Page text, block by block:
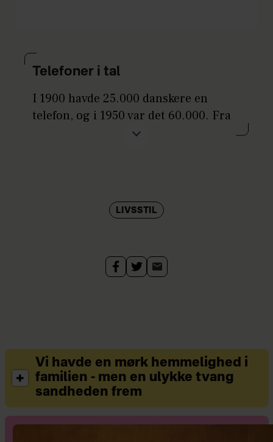
Telefoner i tal
I 1900 havde 25.000 danskere en
telefon, og i 1950 var det 60.000. Fra
1960’erne gik det stærkt. I 1985 var 2,5
mere end 125 mobiltelefoner pr. 100
LIVSSTIL
Vi havde en mørk hemmelighed i
familien - men en ulykke tvang
sandheden frem